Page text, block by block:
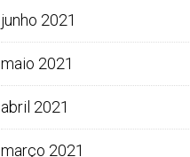
junho 2021
maio 2021
abril 2021
março 2021